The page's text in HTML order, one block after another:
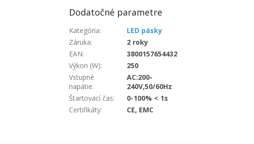
Dodatočné parametre
Kategória:
LED pásky
Záruka:
2 roky
EAN:
3800157654432
Výkon (W):
250
Vstupné
napätie:
AC:200-
240V,50/60Hz
Štartovací čas:
0-100% < 1s
Certifikáty: CE, EMC